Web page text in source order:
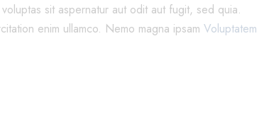
sit aspernatur aut odit aut fugit, sed quia.
enim ullamco. Nemo magna ipsam Voluptatem